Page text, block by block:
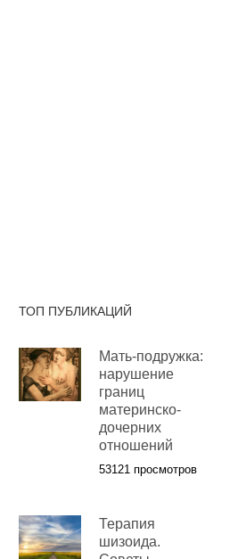
ТОП ПУБЛИКАЦИЙ
Мать-подружка:
нарушение
границ
материнско-
дочерних
отношений
53121 просмотров
Терапия
шизоида.